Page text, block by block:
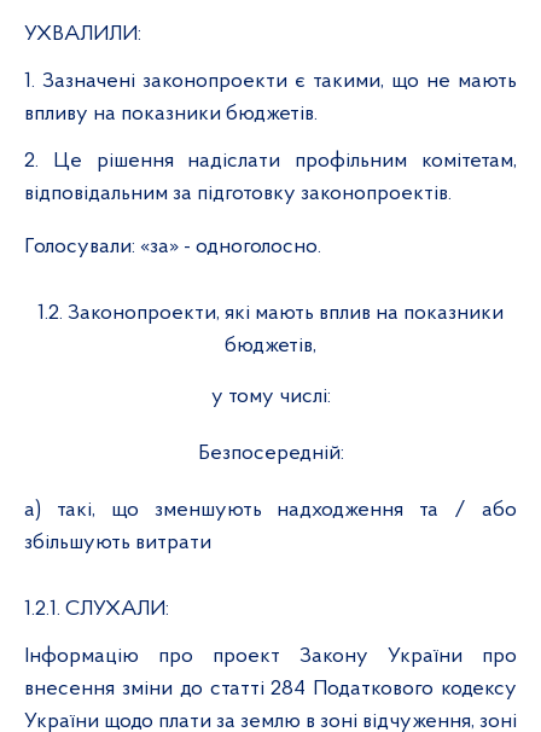
УХВАЛИЛИ:
1. Зазначені законопроекти є такими, що не мають
впливу на показники бюджетів.
2. Це рішення надіслати профільним комітетам,
відповідальним за підготовку законопроектів.
Голосували: «за» - одноголосно.
1.2. Законопроекти, які мають вплив на показники
бюджетів,
у тому числі:
Безпосередній:
а) такі, що зменшують надходження та / або
збільшують витрати
1.2.1. СЛУХАЛИ:
Інформацію про проект Закону України про
внесення зміни до статті 284 Податкового кодексу
України щодо плати за землю в зоні відчуження, зоні